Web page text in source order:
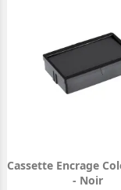
Cassette Encrage
- Noir